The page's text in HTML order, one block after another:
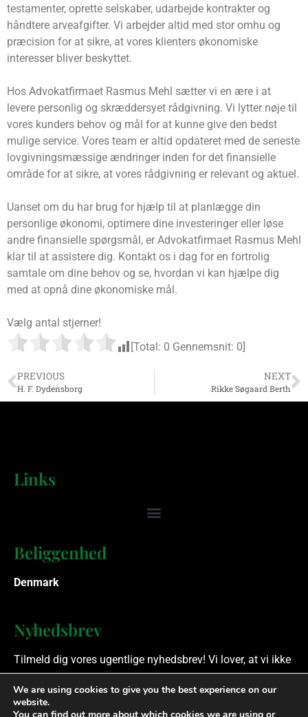
testamenter, oprette selskaber, udarbejde kontrakter og
håndtere arveafgifter. Vi arbejder altid med stor omhu og
præcision for at sikre, at vores klienters økonomiske
interesser bliver beskyttet.
Hos Advokatfirmaet Rasmus Mehl sætter vi en ære i at
levere personlig og skræddersyet rådgivning. Vi lytter nøje til
vores kunders behov og mål for at kunne give den bedst
mulige service. Vores team er altid opdateret med de seneste
lovgivningsmæssige ændringer inden for det finansielle
område for at sikre, at vores rådgivning er relevant og aktuel.
Uanset om du har brug for hjælp til at planlægge din
personlige økonomi, optimere dine investeringer eller løse
andre finansielle spørgsmål, er Advokatfirmaet Rasmus Mehl
klar til at assistere dig. Kontakt os i dag for en fortrolig
samtale om dine behov og se, hvordan vi kan hjælpe dig
med at opnå dine økonomiske mål.
Vælg antal stjerner!
[Total: 0 Gennemsnit: 0
PREVIOUS
H. F. Dydensborg
NEXT
Rikke Søgaard Berth
Links
Beliggenhed
Denmark
Nyhedsbrev
Tilmeld dig vores ugentlige nyhedsbrev! Vi lover, at vi ikke
spammer.
We are using cookies to give you the best experience on our
website.